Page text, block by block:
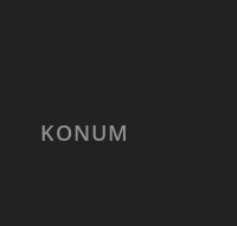
KONUM